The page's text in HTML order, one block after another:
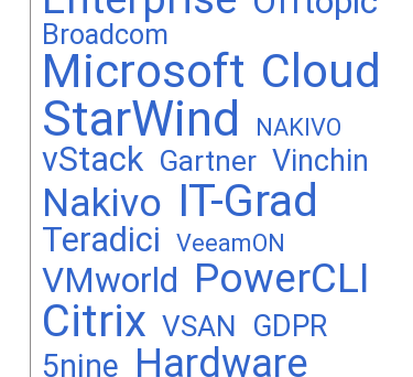
Broadcom
Microsoft Cloud
StarWind NAKIVO
vStack Gartner Vinchin
Nakivo IT-Grad
Teradici VeeamON
VMworld PowerCLI
Citrix VSAN GDPR
5nine Hardware